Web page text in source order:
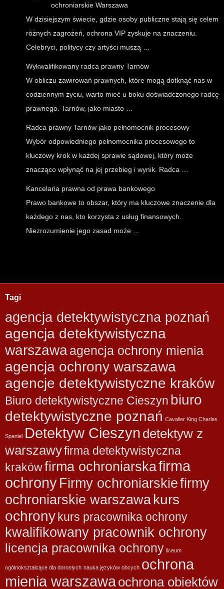
ochroniarskie Warszawa
W dzisiejszym świecie, gdzie osoby publiczne stają się celem
różnych zagrożeń, ochrona VIP zyskuje na znaczeniu.
Celebryci, politycy czy artyści muszą …
Wykwalifikowany radca prawny Tarnów
W obliczu zawirowań prawnych, które mogą dotknąć nas w
codziennym życiu, warto mieć u boku doświadczonego radcę
prawnego. Tarnów, jako miasto …
Radca prawny Tarnów jako pełnomocnik procesowy
Wybór odpowiedniego pełnomocnika procesowego to
kluczowy krok w każdej sprawie sądowej, który może
znacząco wpłynąć na jej przebieg i wynik. Radca …
Kancelaria prawna od prawa bankowego
Prawo bankowe to obszar, który ma kluczowe znaczenie dla
każdego z nas, kto korzysta z usług finansowych.
Niezrozumienie jego zasad może …
Tagi
agencja detektywistyczna poznań
agencja detektywistyczna
warszawaagencja ochrony mienia
agencja ochrony warszawa
agencje detektywistyczne kraków
Biuro detektywistyczne Cieszyn biuro
detektywistyczne poznań Cavalier King Charles
Spaniel Detektyw Cieszyn detektyw z
warszawyfirma detektywistyczna
krakówfirma ochroniarskafirma
ochrony Firmy ochroniarskiefirmy
ochroniarskie warszawakurs
ochronykurs pracownika ochrony
kwalifikowany pracownik ochrony
licencja pracownika ochrony liceum
ogólnokształcące dla dorosłych nauka języków obcych ochrona
mienia warszawaochrona obiektów